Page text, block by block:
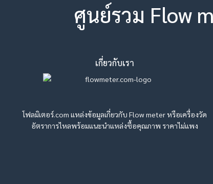
ศูนย์รวม Flow
เกี่ยวกับเรา
โฟลมิเตอร์.com แหล่งข้อมูลเกี่ยวกับ Flow meter หรือเครื่องวัด
อัตราการไหลพร้อมแนะนำแหล่งซื้อคุณภาพ ราคาไม่แพง